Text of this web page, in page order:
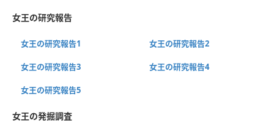
女王の研究報告
女王の研究報告1 女王の研究報告2
女王の研究報告3 女王の研究報告4
女王の研究報告5
女王の発掘調査